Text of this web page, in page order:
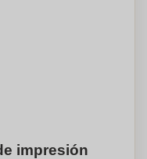
impresión